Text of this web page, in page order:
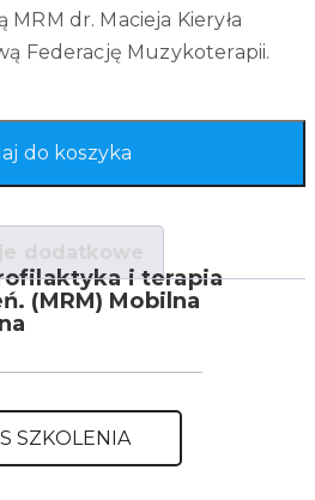
dr. Macieja Kieryła
Federację Muzykoterapii.
do koszyka
dodatkowe
i terapia
(MRM) Mobilna
SZKOLENIA